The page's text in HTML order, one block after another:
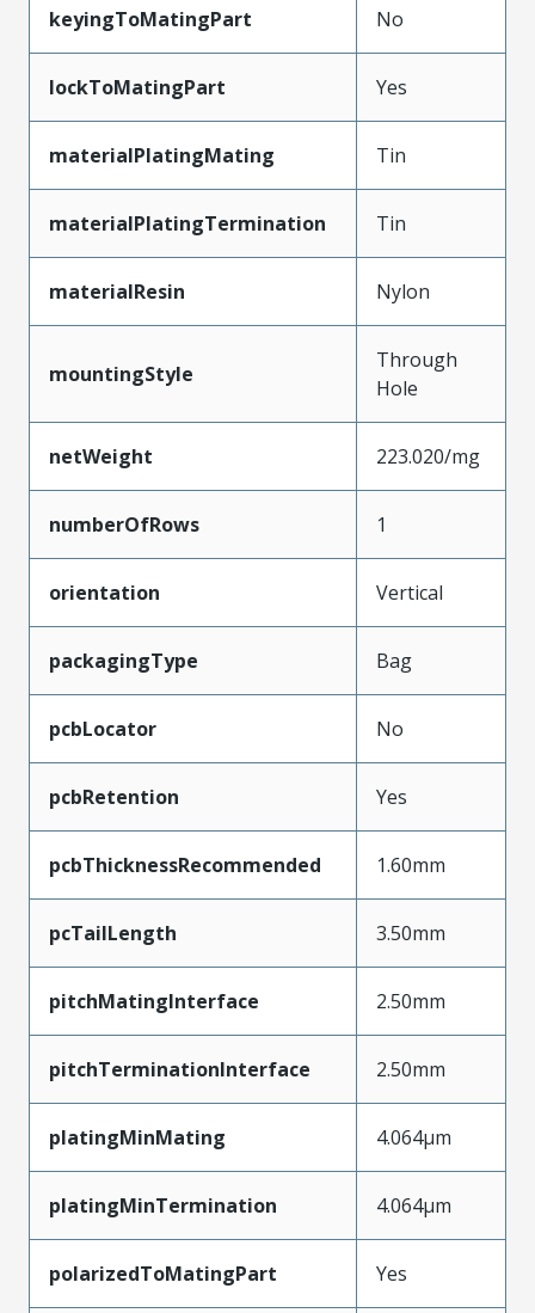
keyingToMatingPart No
lockToMatingPart Yes
materialPlatingMating Tin
materialPlatingTermination Tin
materialResin Nylon
mountingStyle
Through
Hole
netWeight 223.020/mg
numberOfRows 1
orientation Vertical
packagingType Bag
pcbLocator No
pcbRetention Yes
pcbThicknessRecommended 1.60mm
pcTailLength 3.50mm
pitchMatingInterface 2.50mm
pitchTerminationInterface 2.50mm
platingMinMating 4.064µm
platingMinTermination 4.064µm
polarizedToMatingPart Yes